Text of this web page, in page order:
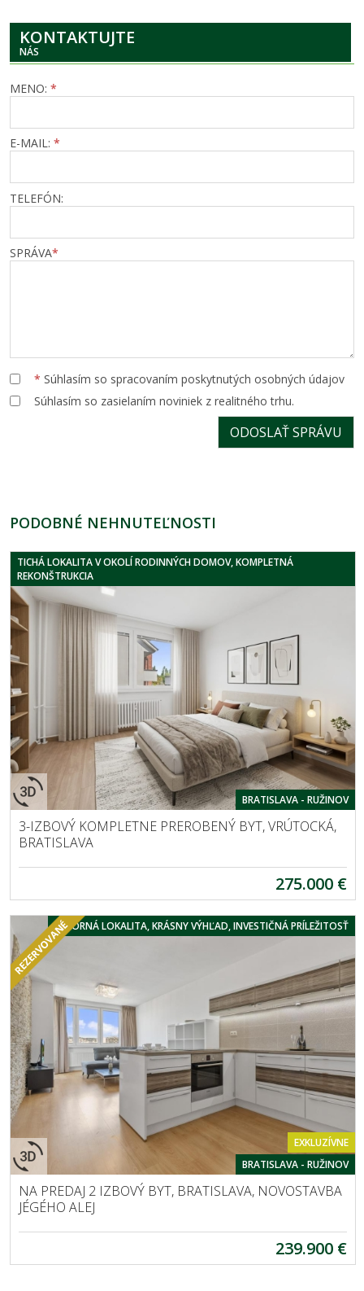
KONTAKTUJTE
NÁS
MENO: *
E-MAIL: *
TELEFÓN:
SPRÁVA*
* Súhlasím so spracovaním poskytnutých osobných údajov
Súhlasím so zasielaním noviniek z realitného trhu.
PODOBNÉ NEHNUTEĽNOSTI
TICHÁ LOKALITA V OKOLÍ RODINNÝCH DOMOV, KOMPLETNÁ
REKONŠTRUKCIA
BRATISLAVA - RUŽINOV
3-IZBOVÝ KOMPLETNE PREROBENÝ BYT, VRÚTOCKÁ,
BRATISLAVA
275.000 €
VÝBORNÁ LOKALITA, KRÁSNY VÝHĽAD, INVESTIČNÁ PRÍLEŽITOSŤ
EXKLUZÍVNE
BRATISLAVA - RUŽINOV
NA PREDAJ 2 IZBOVÝ BYT, BRATISLAVA, NOVOSTAVBA
JÉGÉHO ALEJ
239.900 €